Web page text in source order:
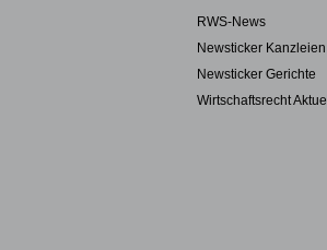
RWS-News
Newsticker Kanzleien
Newsticker Gerichte
Wirtschaftsrecht Aktuell